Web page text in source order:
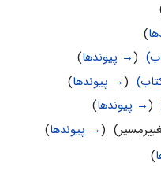
)
‏
(→ پیوندها)
‏
(→ پیوندها)
(→ پیوندها)
(→ پیوندها)
)